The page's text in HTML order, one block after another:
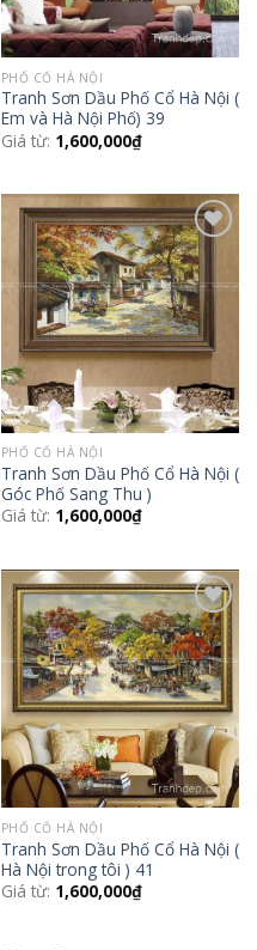
PHỐ CỔ HÀ NỘI
Tranh Sơn Dầu Phố Cổ Hà Nội (
Em và Hà Nội Phố) 39
Giá từ: 1,600,000₫
Add to
Wishlist
PHỐ CỔ HÀ NỘI
Tranh Sơn Dầu Phố Cổ Hà Nội (
Góc Phố Sang Thu )
Giá từ: 1,600,000₫
Add to
Wishlist
PHỐ CỔ HÀ NỘI
Tranh Sơn Dầu Phố Cổ Hà Nội (
Hà Nội trong tôi ) 41
Giá từ: 1,600,000₫